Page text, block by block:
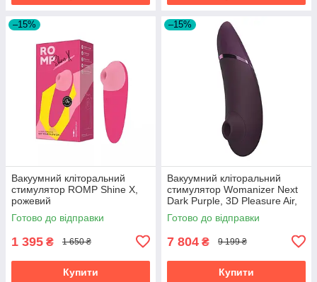
–15%
Вакуумний кліторальний
стимулятор ROMP Shine X,
рожевий
Готово до відправки
1 395 ₴ 1 650 ₴
Купити
–15%
Вакуумний кліторальний
стимулятор Womanizer Next
Dark Purple, 3D Pleasure Air,
14 рівнів інтенсивності
Готово до відправки
7 804 ₴ 9 199 ₴
Купити